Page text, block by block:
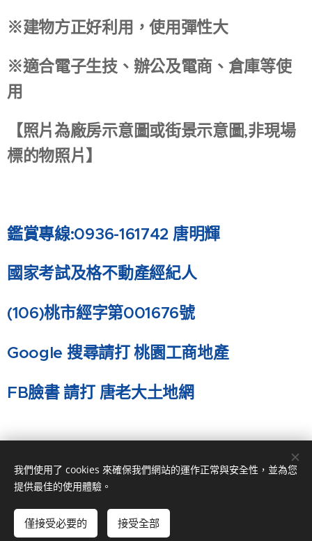
※建物方正好利用，使用彈性大
※適合電子生技、辦公及電商、倉庫等使
用
【照片為廠房示意圖或街景示意圖,非現場
標的物照片】
鑑賞專線:0936-161742 唐明輝
國家考試及格不動產經紀人
(106)桃市經字第001676號
Google 搜尋請打 桃園工商地產
FB臉書 請打 唐老大土地網
© 2024 桃園工商地產。 桃園市桃園區正光二街139號
我們使用了 cookies 來確保我們網站的運作正常與安全性，並為您
提供最佳的使用體驗。
僅接受必要的 接受全部